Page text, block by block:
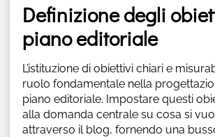
Definizione degli
piano editoriale
L’istituzione di obiettivi chiari e
ruolo fondamentale nella
piano editoriale. Impostare questi
alla domanda centrale su cosa si
attraverso il blog, fornendo una